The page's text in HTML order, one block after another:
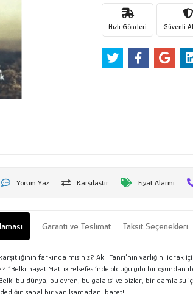
Hızlı Gönderi Güvenli
Yorum Yaz Karşılaştır Fiyat Alarmı
Garanti ve Teslimat Taksit Seçenekleri
farkında mısınız? Akıl Tanrı’nın varlığını
hayat Matrix Felsefesi’nde olduğu gibi bir
dünya, bu evren, bu galaksi ve bizler, bir damla su
dediğin sanal bir yanılsamadan ibaret!